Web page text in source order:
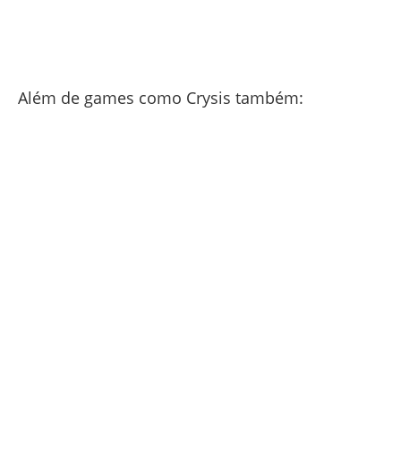
Além de games como Crysis também: